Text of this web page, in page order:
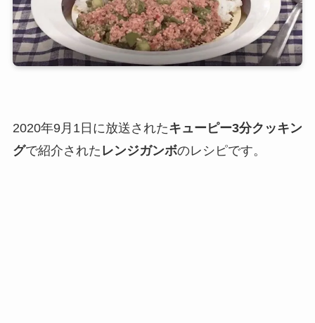
2020年9月1日に放送されたキューピー3分クッキン
グで紹介された レンジガンボのレシピです。